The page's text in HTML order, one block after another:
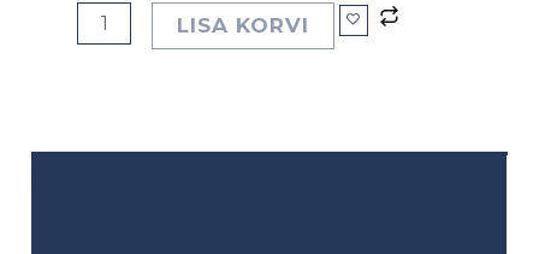
LISA KORVI